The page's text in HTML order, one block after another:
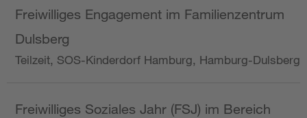
Freiwilliges Engagement im Familienzentrum
Dulsberg
Teilzeit, SOS-Kinderdorf Hamburg, Hamburg-Dulsberg
Freiwilliges Soziales Jahr (FSJ) im Bereich